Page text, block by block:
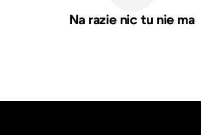
Na razie nic tu nie ma